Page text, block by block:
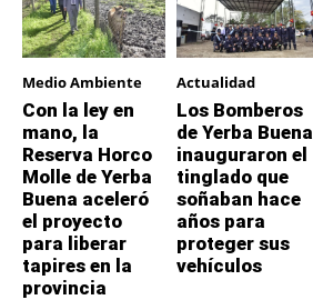
Medio Ambiente
Con la ley en
mano, la
Reserva Horco
Molle de Yerba
Buena aceleró
el proyecto
para liberar
tapires en la
provincia
Actualidad
Los Bomberos
de Yerba Buena
inauguraron el
tinglado que
soñaban hace
años para
proteger sus
vehículos